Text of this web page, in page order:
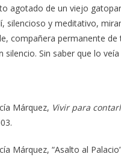
agotado de un viejo
silencioso y meditativo,
compañera permanente de
silencio. Sin saber que lo
Márquez, Vivir para
Márquez, “Asalto al